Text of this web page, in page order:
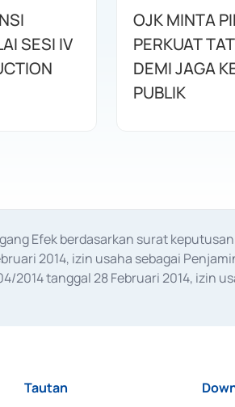
SESI IV
OJK MINTA
PERKUAT
DEMI JAGA
PUBLIK
Efek berdasarkan surat
2014, izin usaha sebagai
2014 tanggal 28 Februari 2014, izin
Tautan